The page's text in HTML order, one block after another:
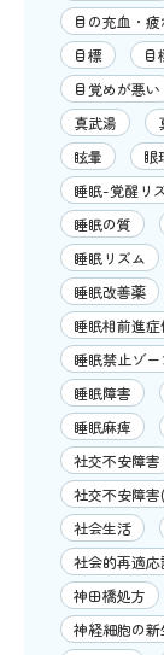
目の充血・疲
目標
目
目覚めが悪い
真武湯
眩暈
眼
睡眠-覚醒リ
睡眠の質
睡眠リズム
睡眠改善薬
睡眠相前進
睡眠禁止ゾー
睡眠障害
睡眠麻痺
社交不安障害
社交不安障害
社会生活
社会的再適
神田橋処方
神経細胞の新